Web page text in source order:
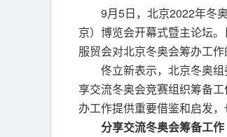
9月5日，北京2022年冬
京）博览会开幕式暨主论坛
服贸会对北京冬奥会筹办工作
佟立新表示，北京冬奥
享交流冬奥会竞赛组织筹备
办工作提供重要借鉴和启发
分享交流冬奥会筹备工作